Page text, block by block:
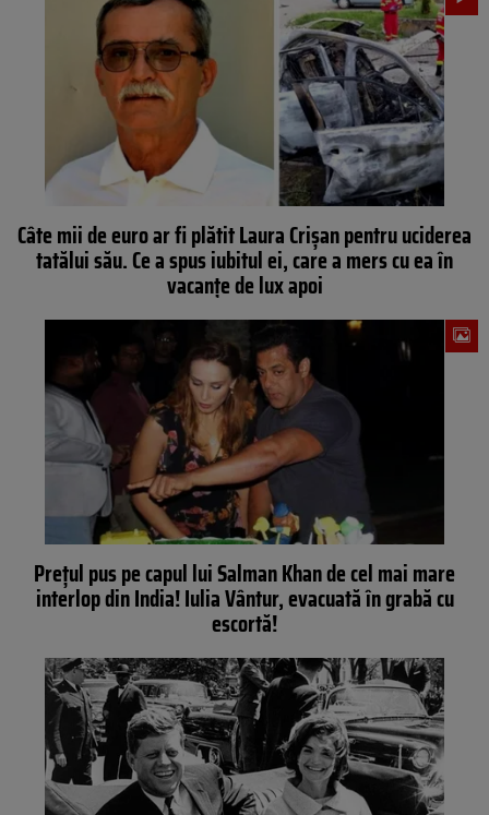
Câte mii de euro ar fi plătit Laura Crișan pentru uciderea
tatălui său. Ce a spus iubitul ei, care a mers cu ea în
vacanțe de lux apoi
Prețul pus pe capul lui Salman Khan de cel mai mare
interlop din India! Iulia Vântur, evacuată în grabă cu
escortă!